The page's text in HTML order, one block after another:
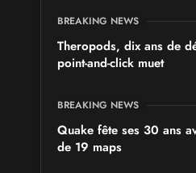
BREAKING NEWS
Theropods, dix ans de
point-and-click muet
BREAKING NEWS
Quake fête ses 30 ans
de 19 maps